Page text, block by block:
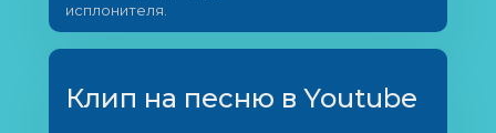
исплонителя.
Клип на песню в Youtube